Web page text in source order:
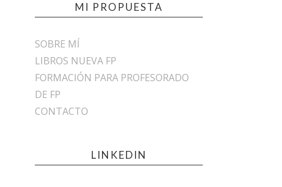
MI PROPUESTA
SOBRE MÍ
LIBROS NUEVA FP
FORMACIÓN PARA PROFESORADO
DE FP
CONTACTO
LINKEDIN